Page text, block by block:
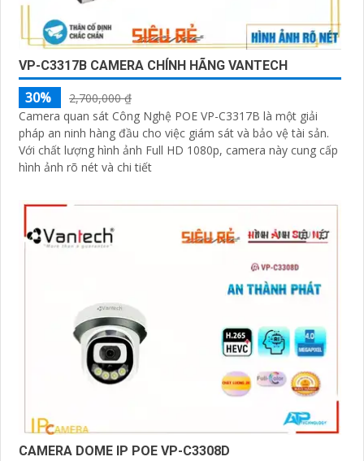
VP-C3317B CAMERA CHÍNH HÃNG VANTECH
30%
2,700,000 ₫
Camera quan sát Công Nghệ POE VP-C3317B là một giải
pháp an ninh hàng đầu cho việc giám sát và bảo vệ tài sản.
Với chất lượng hình ảnh Full HD 1080p, camera này cung cấp
hình ảnh rõ nét và chi tiết
CAMERA DOME IP POE VP-C3308D